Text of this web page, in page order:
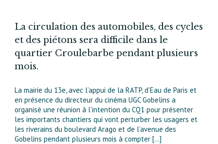
faire
peau
neuve
:
de
réaménagement
construit
avec
les
habitants
La circulation des automobiles, des cycles
et des piétons sera difficile dans le
quartier Croulebarbe pendant plusieurs
mois.
La mairie du 13e, avec l’appui de la RATP, d’Eau de Paris et
en présence du directeur du cinéma UGC Gobelins a
organisé une réunion à l’intention du CQ1 pour présenter
les importants chantiers qui vont perturber les usagers et
les riverains du boulevard Arago et de l’avenue des
Gobelins pendant plusieurs mois à compter [...]